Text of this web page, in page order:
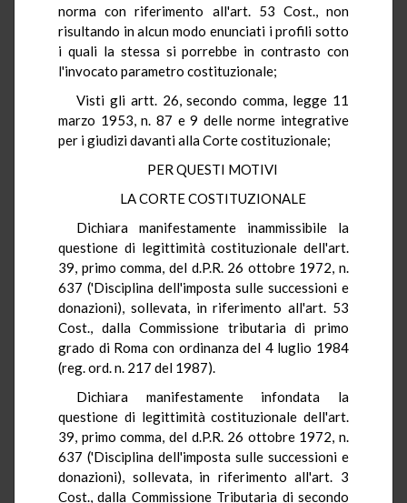
norma con riferimento all'art. 53 Cost., non
risultando in alcun modo enunciati i profili sotto
i quali la stessa si porrebbe in contrasto con
l'invocato parametro costituzionale;
Visti gli artt. 26, secondo comma, legge 11
marzo 1953, n. 87 e 9 delle norme integrative
per i giudizi davanti alla Corte costituzionale;
PER QUESTI MOTIVI
LA CORTE COSTITUZIONALE
Dichiara manifestamente inammissibile la
questione di legittimità costituzionale dell'art.
39, primo comma, del d.P.R. 26 ottobre 1972, n.
637 ('Disciplina dell'imposta sulle successioni e
donazioni), sollevata, in riferimento all'art. 53
Cost., dalla Commissione tributaria di primo
grado di Roma con ordinanza del 4 luglio 1984
(reg. ord. n. 217 del 1987).
Dichiara manifestamente infondata la
questione di legittimità costituzionale dell'art.
39, primo comma, del d.P.R. 26 ottobre 1972, n.
637 ('Disciplina dell'imposta sulle successioni e
donazioni), sollevata, in riferimento all'art. 3
Cost., dalla Commissione Tributaria di secondo